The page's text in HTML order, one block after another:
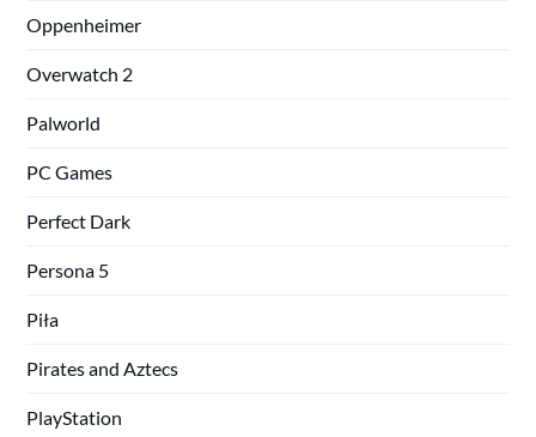
Oppenheimer
Overwatch 2
Palworld
PC Games
Perfect Dark
Persona 5
Piła
Pirates and Aztecs
PlayStation